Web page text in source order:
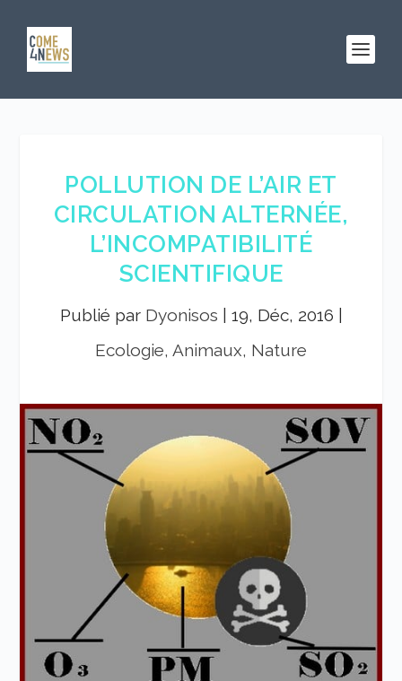
POLLUTION DE L’AIR ET
CIRCULATION ALTERNÉE,
L’INCOMPATIBILITÉ
SCIENTIFIQUE
Publié par Dyonisos 19, Déc, 2016
Ecologie, Animaux, Nature